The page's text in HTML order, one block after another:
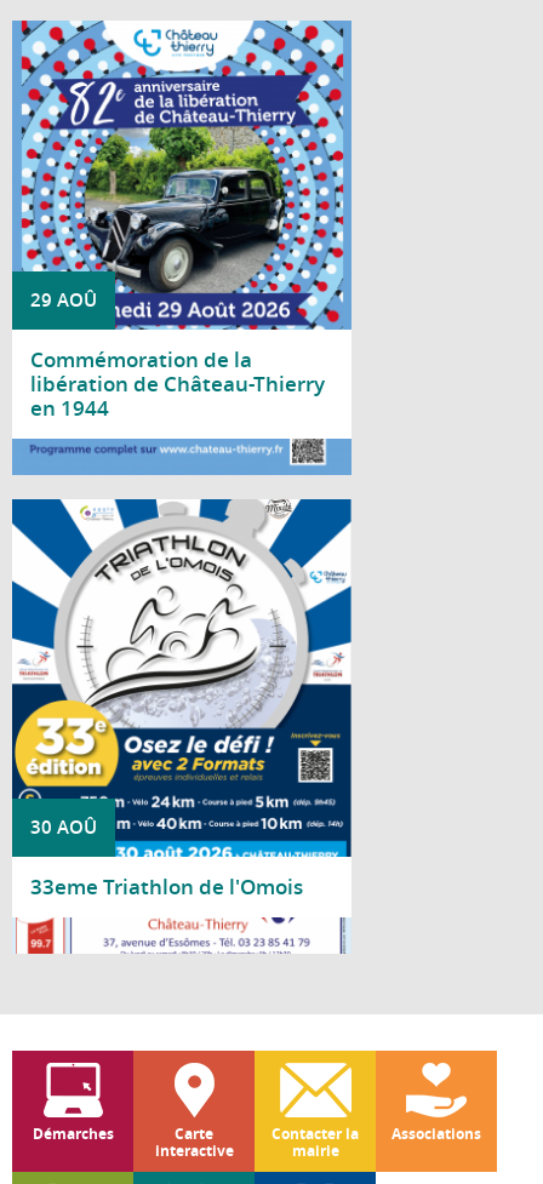
29 AOÛ
Commémoration de la
libération de Château-Thierry
en 1944
La Ville de Château-Thierry vous convie à
la cérémonie patriotique le 29 août
2026 commémorant le 82e anniversaire de
la Libération de Château-Thierry en 1944.
Lire la suite
30 AOÛ
33eme Triathlon de l'Omois
Rendez-vous mythique, historique et
dynamique de Château-Thierry, le Triathlon
de l'Omois se déroulera le 30 août 2026 !
Lire la suite
Démarches
Carte
interactive
Contacter la
mairie
Associations